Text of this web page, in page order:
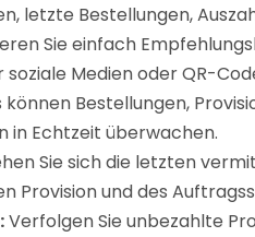
letzte Bestellungen,
Sie einfach
soziale Medien oder QR-
Bestellungen,
in Echtzeit überwachen.
Sie sich die letzten
Provision und des
Verfolgen Sie unbezahlte